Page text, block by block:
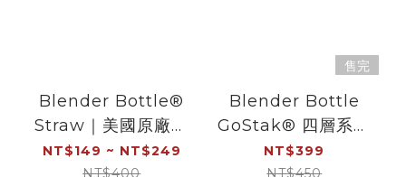
Blender Bottle®
Straw｜美國原廠配
件｜彈性吸管
NT$149 ~ NT$249
NT$400
售完
Blender Bottle
GoStak® 四層系統
補給品保鮮盒
NT$399
NT$450